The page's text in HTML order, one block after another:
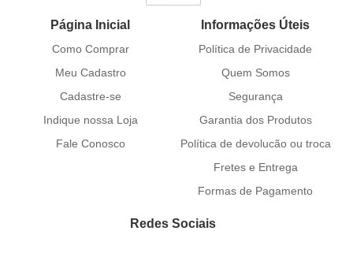
Página Inicial
Como Comprar
Meu Cadastro
Cadastre-se
Indique nossa Loja
Fale Conosco
Informações Úteis
Política de Privacidade
Quem Somos
Segurança
Garantia dos Produtos
Política de devolucão ou troca
Fretes e Entrega
Formas de Pagamento
Redes Sociais